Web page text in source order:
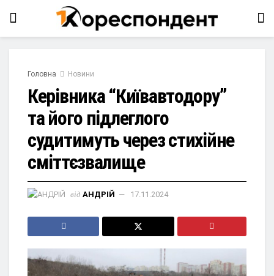
Головна Новини
Керівника “Київавтодору”
та його підлеглого
судитимуть через стихійне
сміттєзвалище
від АНДРІЙ 17.11.2024